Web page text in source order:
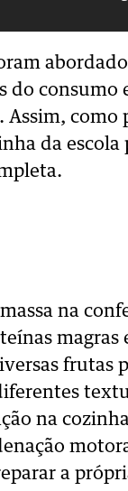
do consumo
como
da escola
na
magras
frutas
na
a